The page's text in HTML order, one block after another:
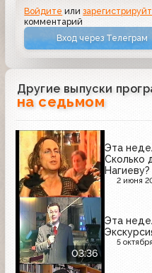
Войдите или
комментарий
Вход через Телеграм
Другие выпуски
на седьмом
Эта
Сколько
Нагиеву?
2 июня
03:36
Эта
5